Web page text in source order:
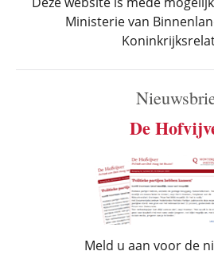
Ministerie van
De
Meld u aan voor de